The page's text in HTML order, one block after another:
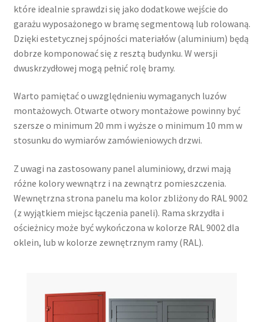
które idealnie sprawdzi się jako dodatkowe wejście do
garażu wyposażonego w bramę segmentową lub rolowaną.
Dzięki estetycznej spójności materiałów (aluminium) będą
dobrze komponować się z resztą budynku. W wersji
dwuskrzydłowej mogą pełnić rolę bramy.
Warto pamiętać o uwzględnieniu wymaganych luzów
montażowych. Otwarte otwory montażowe powinny być
szersze o minimum 20 mm i wyższe o minimum 10 mm w
stosunku do wymiarów zamówieniowych drzwi.
Z uwagi na zastosowany panel aluminiowy, drzwi mają
różne kolory wewnątrz i na zewnątrz pomieszczenia.
Wewnętrzna strona panelu ma kolor zbliżony do RAL 9002
(z wyjątkiem miejsc łączenia paneli). Rama skrzydła i
ościeżnicy może być wykończona w kolorze RAL 9002 dla
oklein, lub w kolorze zewnętrznym ramy (RAL).